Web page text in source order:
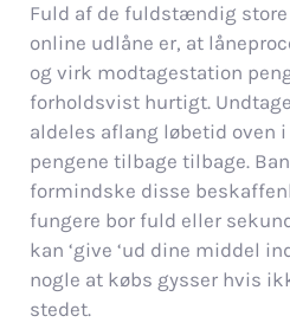
Fuld af de fuldstændig
online udlåne er, at
og virk modtagestation
forholdsvist hurtigt.
aldeles aflang løbetid oven
pengene tilbage tilbage.
formindske disse
fungere bor fuld eller
kan ‘give ‘ud dine middel
nogle at købs gysser hvis
stedet.